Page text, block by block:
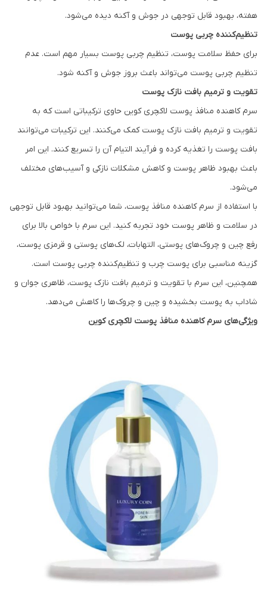
هفته، بهبود قابل توجهی در جوش و آکنه دیده می‌شود.
تنظیم‌کننده چربی پوست
برای حفظ سلامت پوست، تنظیم چربی پوست بسیار مهم است. عدم
تنظیم چربی پوست می‌تواند باعث بروز جوش و آکنه شود.
تقویت و ترمیم بافت نازک پوست
سرم کاهنده منافذ پوست لاکچری کوین حاوی ترکیباتی است که به
تقویت و ترمیم بافت نازک پوست کمک می‌کنند. این ترکیبات می‌توانند
بافت پوست را تغذیه کرده و فرآیند التیام آن را تسریع کنند. این امر
باعث بهبود ظاهر پوست و کاهش مشکلات نازکی و آسیب‌های مختلف
می‌شود.
با استفاده از سرم کاهنده منافذ پوست، شما می‌توانید بهبود قابل توجهی
در سلامت و ظاهر پوست خود تجربه کنید. این سرم با خواص بالا برای
رفع چین و چروک‌های پوستی، التهابات، لک‌های پوستی و قرمزی پوست،
گزینه مناسبی برای پوست چرب و تنظیم‌کننده چربی پوست است.
همچنین، این سرم با تقویت و ترمیم بافت نازک پوست، ظاهری جوان و
شاداب به پوست بخشیده و چین و چروک‌ها را کاهش می‌دهد.
ویژگی‌های سرم کاهنده منافذ پوست لاکچری کوین